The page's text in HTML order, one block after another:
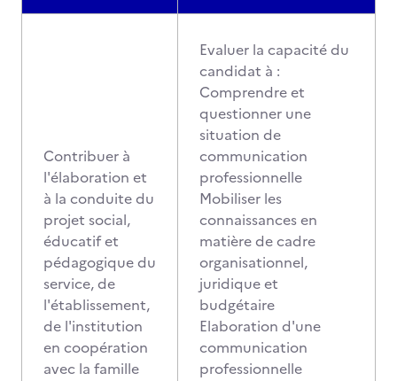
Contribuer à
l'élaboration et
à la conduite du
projet social,
éducatif et
pédagogique du
service, de
l'établissement,
de l'institution
en coopération
avec la famille
Evaluer la capacité du
candidat à :
Comprendre et
questionner une
situation de
communication
professionnelle
Mobiliser les
connaissances en
matière de cadre
organisationnel,
juridique et
budgétaire
Elaboration d'une
communication
professionnelle